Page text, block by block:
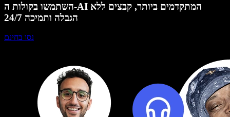
השתמשו בקולות ה-AI המתקדמים ביותר, קבצים ללא
הגבלה ותמיכה 24/7
נסו בחינם